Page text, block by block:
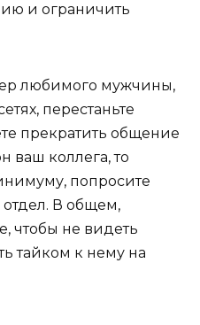
и ограничить
любимого мужчины,
перестаньте
прекратить общение
ваш коллега, то
попросите
отдел. В общем,
чтобы не видеть
тайком к нему на